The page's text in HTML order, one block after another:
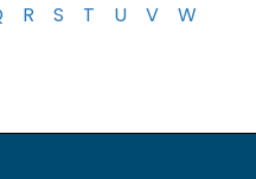
R S T U V
W